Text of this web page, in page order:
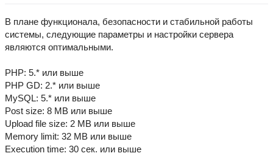
В плане функционала, безопасности и стабильной работы
системы, следующие параметры и настройки сервера
являются оптимальными.
PHP: 5.* или выше
PHP GD: 2.* или выше
MySQL: 5.* или выше
Post size: 8 MB или выше
Upload file size: 2 MB или выше
Memory limit: 32 MB или выше
Execution time: 30 сек. или выше